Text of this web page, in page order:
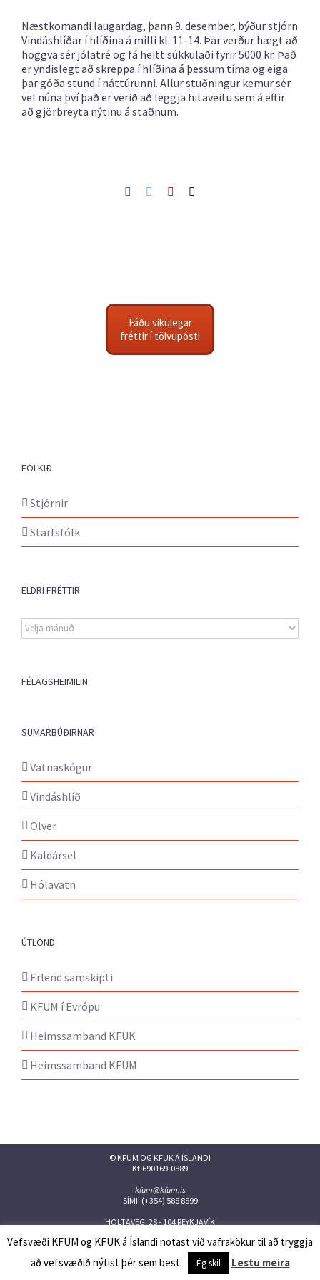
Næstkomandi laugardag, þann 9. desember, býður stjórn
Vindáshlíðar í hlíðina á milli kl. 11-14. Þar verður hægt að
höggva sér jólatré og fá heitt súkkulaði fyrir 5000 kr. Það
er yndislegt að skreppa í hlíðina á þessum tíma og eiga
þar góða stund í náttúrunni. Allur stuðningur kemur sér
vel núna því það er verið að leggja hitaveitu sem á eftir
að gjörbreyta nýtinu á staðnum.
Facebook
TwitterPinterest
Fáðu vikulegar
fréttir í tölvupósti
FÓLKIÐ
Stjórnir
Starfsfólk
ELDRI FRÉTTIR
Eldri
fréttir
FÉLAGSHEIMILIN
SUMARBÚÐIRNAR
Vatnaskógur
Vindáshlíð
Ölver
Kaldársel
Hólavatn
ÚTLÖND
Erlend samskipti
KFUM í Evrópu
Heimssamband KFUK
Heimssamband KFUM
© KFUM OG KFUK Á ÍSLANDI
Kt:690169-0889
kfum@kfum.is
SÍMI: (+354) 588 8899
HOLTAVEGI 28 - 104 REYKJAVÍK
Facebook
TwitterInstagram
Flickr YouTube
Issuu
Vefsvæði KFUM og KFUK á Íslandi notast við vafrakökur til að tryggja
að vefsvæðið nýtist þér sem best.
Ég skil Lestu meira